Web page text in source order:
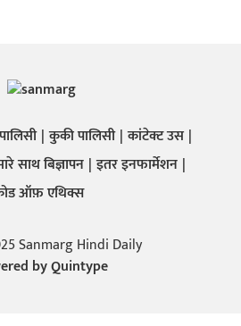
कुकी पालिसी कांटेक्ट उस
साथ बिज्ञापन इतर इनफार्मेशन
ऑफ़ एथिक्स
Sanmarg Hindi Daily
byQuintype